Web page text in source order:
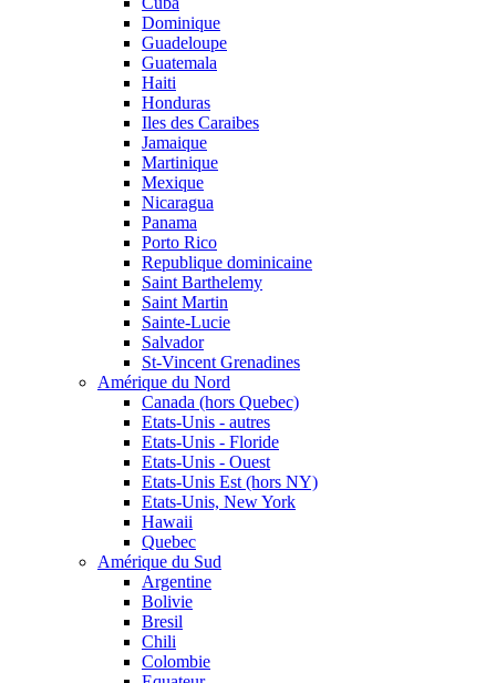
Dominique
Guadeloupe
Guatemala
Haiti
Honduras
Iles des Caraibes
Jamaique
Martinique
Mexique
Nicaragua
Panama
Porto Rico
Republique dominicaine
Saint Barthelemy
Saint Martin
Sainte-Lucie
Salvador
St-Vincent Grenadines
Amérique du Nord
Canada (hors Quebec)
Etats-Unis - autres
Etats-Unis - Floride
Etats-Unis - Ouest
Etats-Unis Est (hors NY)
Etats-Unis, New York
Hawaii
Quebec
Amérique du Sud
Argentine
Bolivie
Bresil
Chili
Colombie